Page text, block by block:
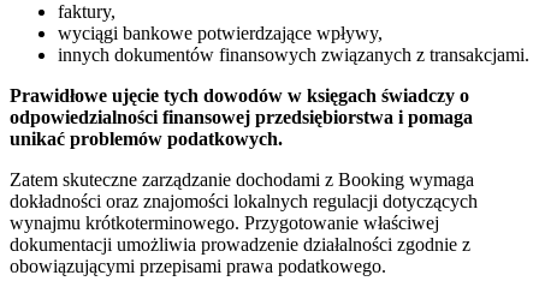
faktury,
wyciągi bankowe potwierdzające wpływy,
innych dokumentów finansowych związanych z transakcjami.
Prawidłowe ujęcie tych dowodów w księgach świadczy o
odpowiedzialności finansowej przedsiębiorstwa i pomaga
unikać problemów podatkowych.
Zatem skuteczne zarządzanie dochodami z Booking wymaga
dokładności oraz znajomości lokalnych regulacji dotyczących
wynajmu krótkoterminowego. Przygotowanie właściwej
dokumentacji umożliwia prowadzenie działalności zgodnie z
obowiązującymi przepisami prawa podatkowego.